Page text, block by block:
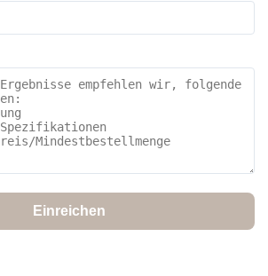
Einreichen